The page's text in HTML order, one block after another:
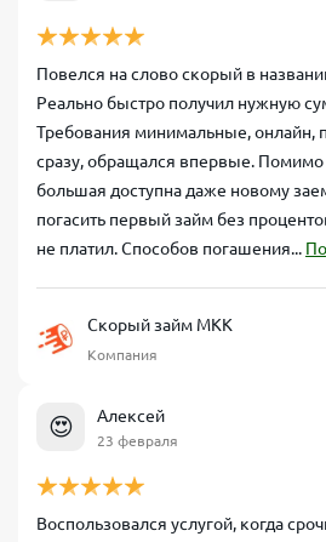
Повелся на слово скорый в
Реально быстро получил нужную
Требования минимальные, онлайн,
сразу, обращался впервые. Помимо
большая доступна даже новому
погасить первый займ без
не платил. Способов погашения...
Скорый займ МКК
Компания
😍 Алексей
23 февраля
Воспользовался услугой, когда